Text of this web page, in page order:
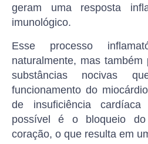
geram uma resposta
imunológico.
Esse processo
naturalmente, mas também
substâncias nocivas
funcionamento do
de insuficiência
possível é o bloqueio
coração, o que resulta em